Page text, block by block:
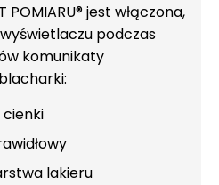
POMIARU® jest włączona,
podczas
komunikaty
lakieru